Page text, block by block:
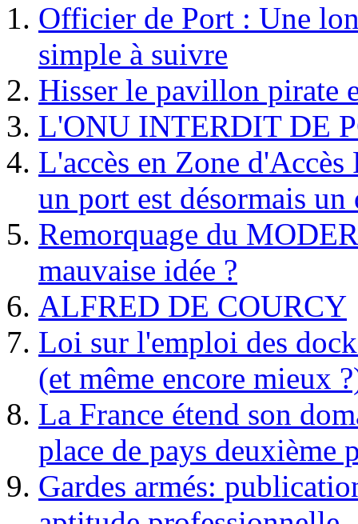
Officier de Port : Une
simple à suivre
Hisser le pavillon pirate
L'ONU INTERDIT DE
L'accès en Zone
un port est désormais un
Remorquage du
mauvaise idée ?
ALFRED DE COURCY
Loi sur l'emploi des
(et même encore mieux
La France étend son
place de pays deuxième
Gardes armés: